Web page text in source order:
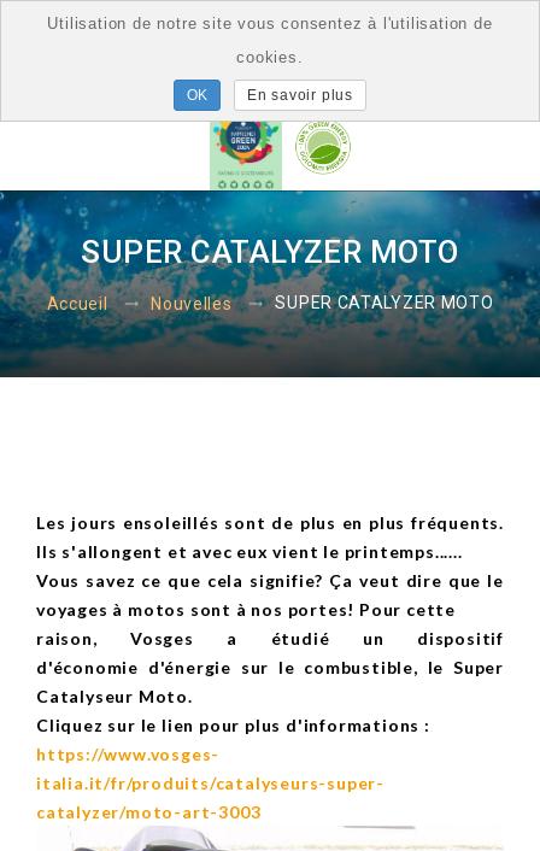
SUPER CATALYZER MOTO
Accueil Nouvelles SUPER CATALYZER MOTO
Les jours ensoleillés sont de plus en plus fréquents.
Ils s'allongent et avec eux vient le printemps......
Vous savez ce que cela signifie? Ça veut dire que le
voyages à motos sont à nos portes! Pour cette
raison, Vosges a étudié un dispositif
d'économie d'énergie sur le combustible, le Super
Catalyseur Moto.
Cliquez sur le lien pour plus d'informations :
https://www.vosges-
italia.it/fr/produits/catalyseurs-super-
catalyzer/moto-art-3003
Utilisation de notre site vous consentez à l'utilisation de
cookies.
En savoir plus